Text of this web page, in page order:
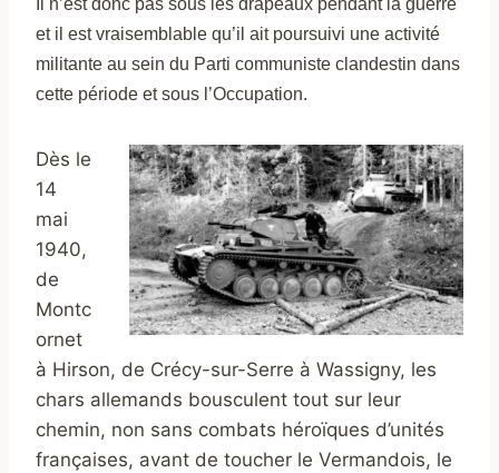
Il n’est donc pas sous les drapeaux pendant la guerre
et i l est vraisemblable qu’il ait poursuivi une activité
militante au sein du Parti communiste clandestin dans
cette période et sous l’Occupation.
Dès le
14
mai
1940,
de
Montc
ornet
à Hirson, de Crécy-sur-Serre à Wassigny, les
chars allemands bousculent tout sur leur
chemin, non sans combats héroïques d’unités
françaises, avant de toucher le Vermandois, le